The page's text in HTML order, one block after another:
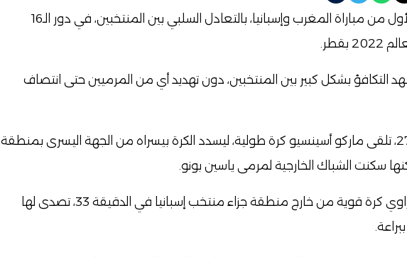
انتهى الشوط الأول من مباراة المغرب وإسبانيا، بالتعادل السلبي بين المنتخبين، في دور الـ16
بقطر.
التكافؤ بشكل كبير بين المنتخبين، دون تهديد أي من المرميين حتى انتصاف
وفي الدقيقة 27، تلقى ماركو أسينسيو كرة طولية، ليسدد الكرة بيسراه من الجهة اليسرى بمنطقة
سكنت الشباك الخارجية لمرمى ياسين بونو.
وسدد نصير مزراوي كرة قوية من خارج منطقة جزاء منتخب إسبانيا في الدقيقة 33، تصدى لها